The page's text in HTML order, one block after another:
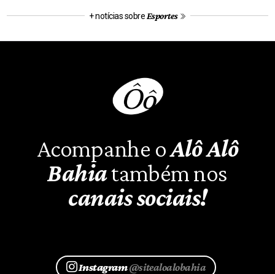
+ notícias sobre Esportes
Acompanhe oAlô Alô
Bahiatambém nos
canais sociais!
Instagram@sitealoalobahia